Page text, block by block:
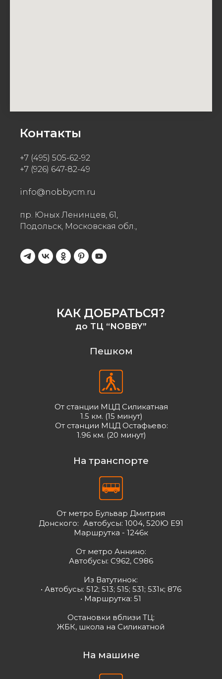
Контакты
+7 (495) 505-62-92
+7 (926) 647-82-49
info@nobbycm.ru
пр. Юных Ленинцев, 61,
Подольск, Московская обл.,
КАК ДОБРАТЬСЯ?
до ТЦ “NOBBY”
Пешком
На транспорте
На машине
От станции МЦД Силикатная
1.5 км. (15 минут)
От станции МЦД Остафьево:
1.96 км. (20 минут)
От метро Бульвар Дмитрия
Донского: Автобусы: 1004, 520Ю Е91
Маршрутка - 1246к
От метро Аннино:
Автобусы: С962, С986
Из Ватутинок:
• Автобусы: 512; 513; 515; 531; 531к; 876
• Маршрутка: 51
Остановки вблизи ТЦ:
ЖБК, школа на Силикатной